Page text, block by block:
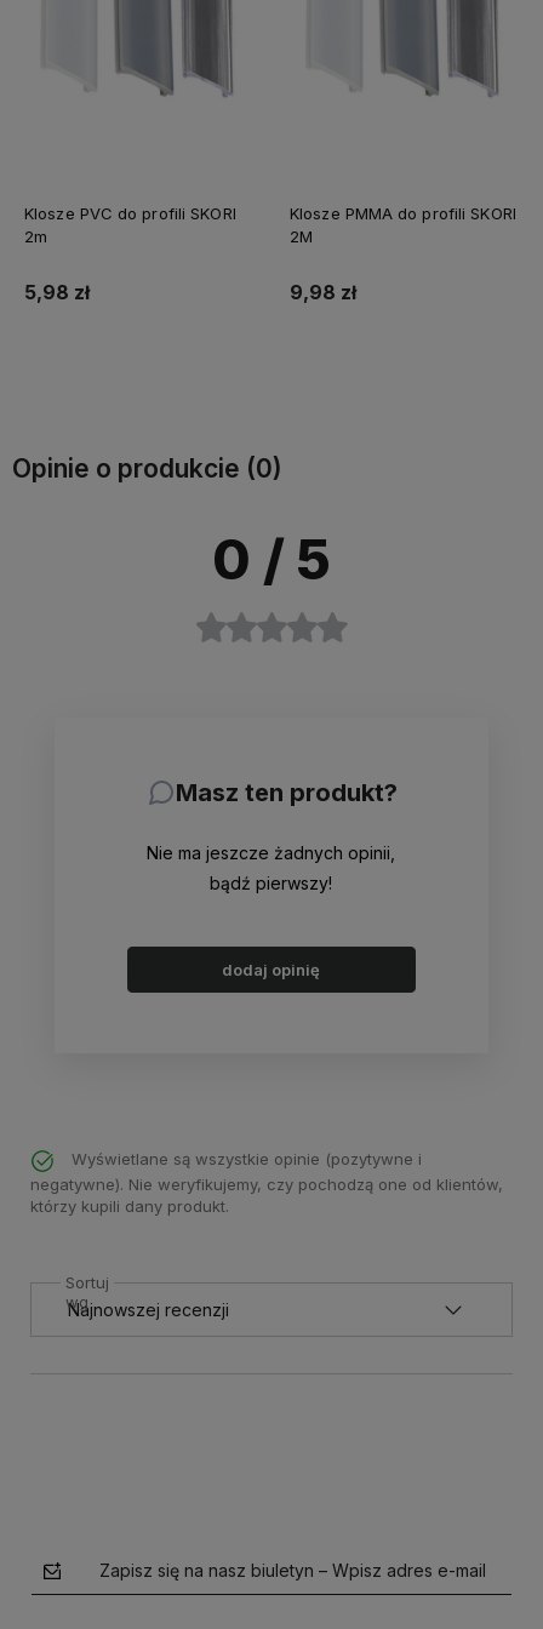
Klosze PVC do profili SKORI
2m
5,98 zł
Klosze PMMA do profili SKORI
2M
9,98 zł
Opinie o produkcie (0)
0 / 5
Masz ten produkt?
Nie ma jeszcze żadnych opinii,
bądź pierwszy!
dodaj opinię
Wyświetlane są wszystkie opinie (pozytywne i
negatywne). Nie weryfikujemy, czy pochodzą one od klientów,
którzy kupili dany produkt.
Sortuj
wg
Zapisz się na nasz biuletyn – Wpisz adres e-mail